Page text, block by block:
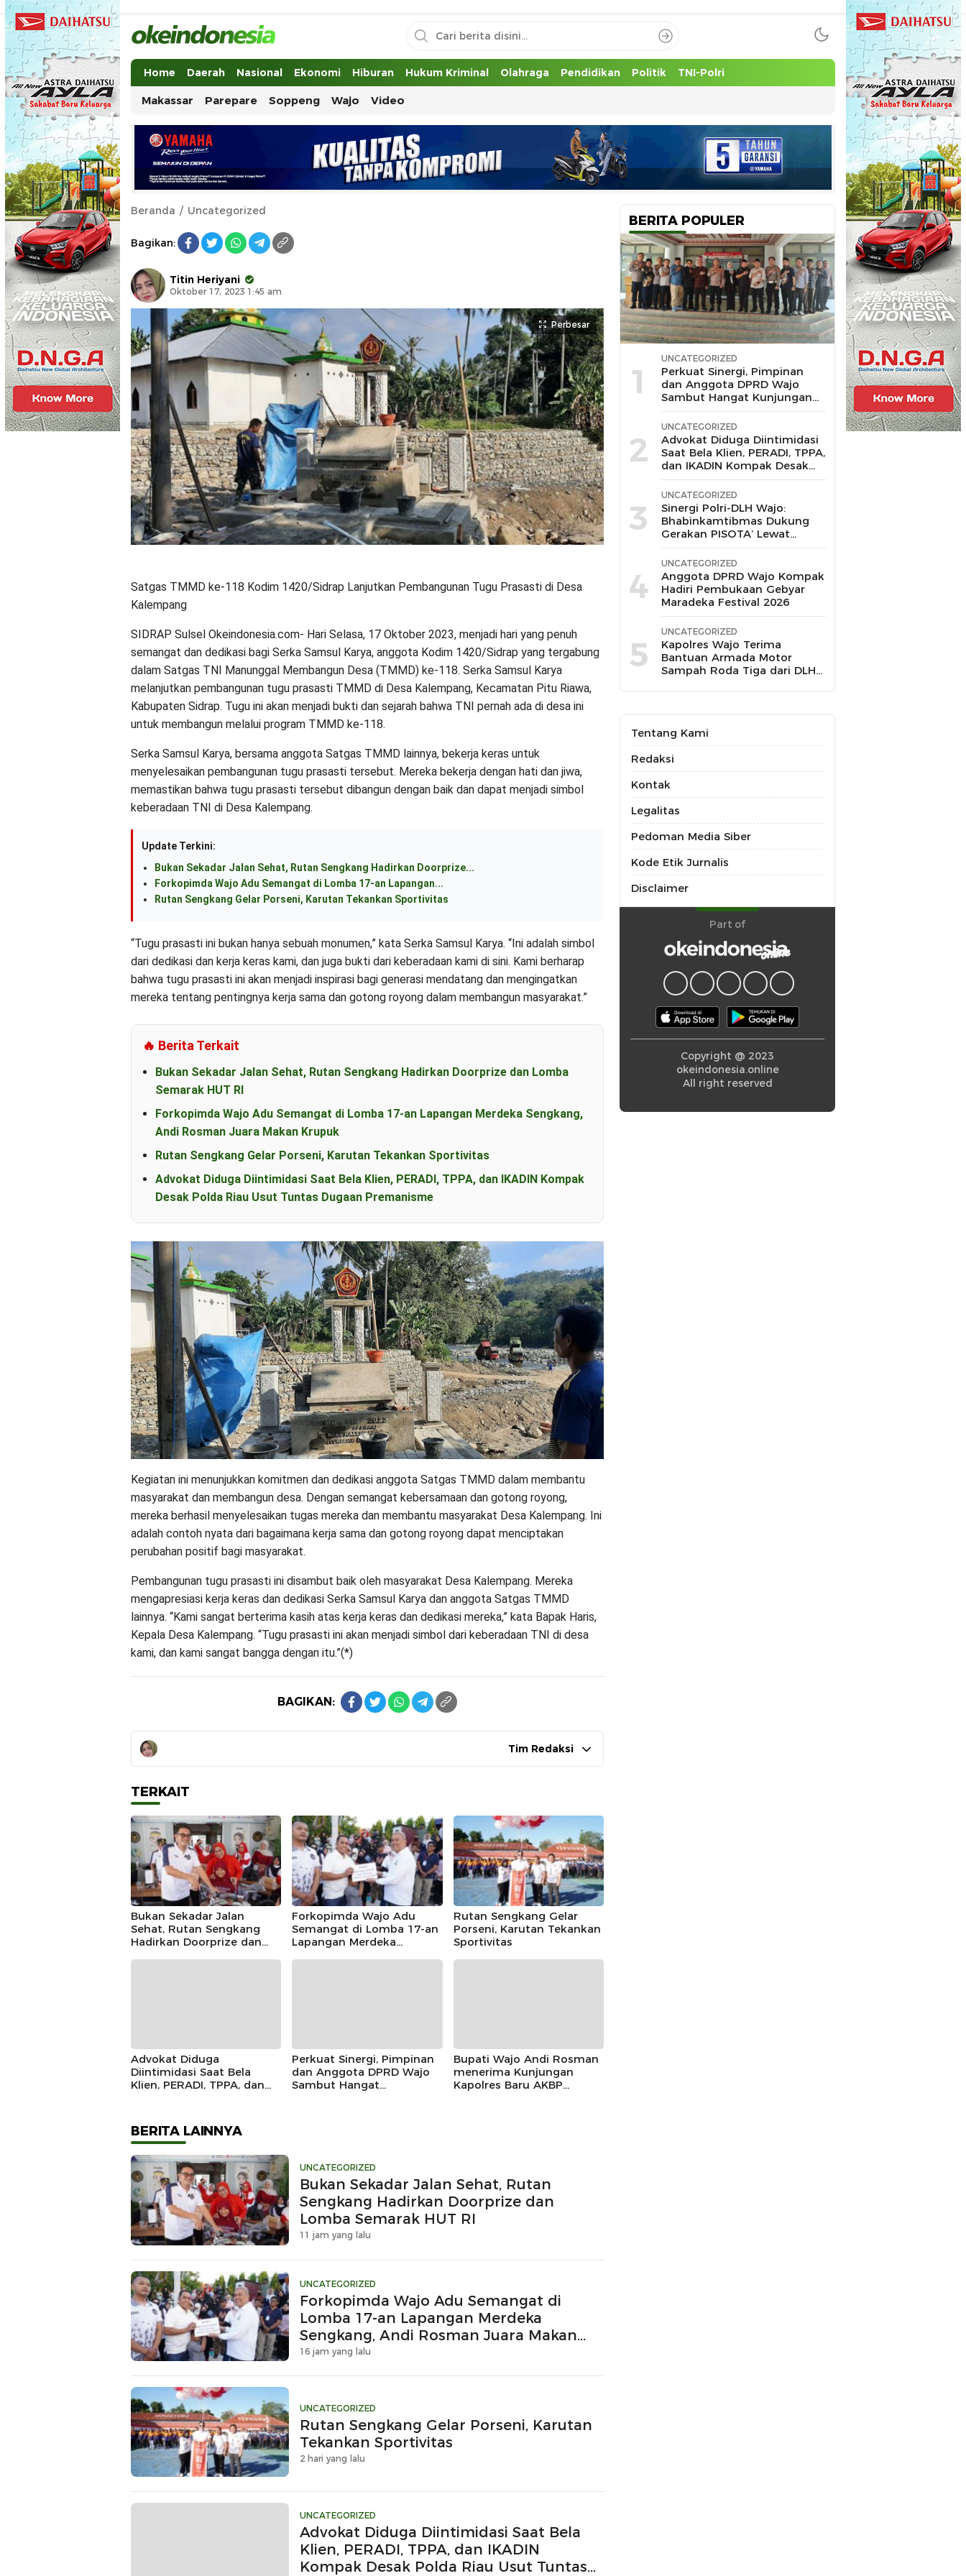
Okeindonesia.Online
Mengonlinekan Indonesia Secara Utuh
Home Daerah Nasional Ekonomi Hiburan Hukum Kriminal Olahraga Pendidikan Politik TNI-Polri
Makassar Parepare Soppeng Wajo Video
Beranda Uncategorized
Bagikan:
Titin Heriyani
Oktober 17, 2023 1:45 am
Perbesar
Satgas TMMD ke-118 Kodim 1420/Sidrap Lanjutkan Pembangunan Tugu Prasasti di Desa
Kalempang
SIDRAP Sulsel Okeindonesia.com- Hari Selasa, 17 Oktober 2023, menjadi hari yang penuh
semangat dan dedikasi bagi Serka Samsul Karya, anggota Kodim 1420/Sidrap yang tergabung
dalam Satgas TNI Manunggal Membangun Desa (TMMD) ke-118. Serka Samsul Karya
melanjutkan pembangunan tugu prasasti TMMD di Desa Kalempang, Kecamatan Pitu Riawa,
Kabupaten Sidrap. Tugu ini akan menjadi bukti dan sejarah bahwa TNI pernah ada di desa ini
untuk membangun melalui program TMMD ke-118.
Serka Samsul Karya, bersama anggota Satgas TMMD lainnya, bekerja keras untuk
menyelesaikan pembangunan tugu prasasti tersebut. Mereka bekerja dengan hati dan jiwa,
memastikan bahwa tugu prasasti tersebut dibangun dengan baik dan dapat menjadi simbol
keberadaan TNI di Desa Kalempang.
Update Terkini:
Bukan Sekadar Jalan Sehat, Rutan Sengkang Hadirkan Doorprize...
Forkopimda Wajo Adu Semangat di Lomba 17-an Lapangan...
Rutan Sengkang Gelar Porseni, Karutan Tekankan Sportivitas
“Tugu prasasti ini bukan hanya sebuah monumen,” kata Serka Samsul Karya. “Ini adalah simbol
dari dedikasi dan kerja keras kami, dan juga bukti dari keberadaan kami di sini. Kami berharap
bahwa tugu prasasti ini akan menjadi inspirasi bagi generasi mendatang dan mengingatkan
mereka tentang pentingnya kerja sama dan gotong royong dalam membangun masyarakat.”
🔥 Berita Terkait
Bukan Sekadar Jalan Sehat, Rutan Sengkang Hadirkan Doorprize dan Lomba
Semarak HUT RI
Forkopimda Wajo Adu Semangat di Lomba 17-an Lapangan Merdeka Sengkang,
Andi Rosman Juara Makan Krupuk
Rutan Sengkang Gelar Porseni, Karutan Tekankan Sportivitas
Advokat Diduga Diintimidasi Saat Bela Klien, PERADI, TPPA, dan IKADIN Kompak
Desak Polda Riau Usut Tuntas Dugaan Premanisme
Kegiatan ini menunjukkan komitmen dan dedikasi anggota Satgas TMMD dalam membantu
masyarakat dan membangun desa. Dengan semangat kebersamaan dan gotong royong,
mereka berhasil menyelesaikan tugas mereka dan membantu masyarakat Desa Kalempang. Ini
adalah contoh nyata dari bagaimana kerja sama dan gotong royong dapat menciptakan
perubahan positif bagi masyarakat.
Pembangunan tugu prasasti ini disambut baik oleh masyarakat Desa Kalempang. Mereka
mengapresiasi kerja keras dan dedikasi Serka Samsul Karya dan anggota Satgas TMMD
lainnya. “Kami sangat berterima kasih atas kerja keras dan dedikasi mereka,” kata Bapak Haris,
Kepala Desa Kalempang. “Tugu prasasti ini akan menjadi simbol dari keberadaan TNI di desa
kami, dan kami sangat bangga dengan itu.”(*)
BAGIKAN:
Tim Redaksi
TERKAIT
Bukan Sekadar Jalan
Sehat, Rutan Sengkang
Hadirkan Doorprize dan
Forkopimda Wajo Adu
Semangat di Lomba 17-an
Lapangan Merdeka
Rutan Sengkang Gelar
Porseni, Karutan Tekankan
Sportivitas
Advokat Diduga
Diintimidasi Saat Bela
Klien, PERADI, TPPA, dan
Dugaan Premanisme
Perkuat Sinergi, Pimpinan
dan Anggota DPRD Wajo
Sambut Hangat
Bupati Wajo Andi Rosman
menerima Kunjungan
Kapolres Baru AKBP
BERITA LAINNYA
UNCATEGORIZED
Bukan Sekadar Jalan Sehat, Rutan
Sengkang Hadirkan Doorprize dan
Lomba Semarak HUT RI
11 jam yang lalu
UNCATEGORIZED
Forkopimda Wajo Adu Semangat di
Lomba 17-an Lapangan Merdeka
Sengkang, Andi Rosman Juara Makan
Krupuk
16 jam yang lalu
UNCATEGORIZED
Rutan Sengkang Gelar Porseni, Karutan
Tekankan Sportivitas
2 hari yang lalu
UNCATEGORIZED
Advokat Diduga Diintimidasi Saat Bela
Klien, PERADI, TPPA, dan IKADIN
Kompak Desak Polda Riau Usut Tuntas
BERITA POPULER
1
UNCATEGORIZED
Perkuat Sinergi, Pimpinan
dan Anggota DPRD Wajo
Sambut Hangat Kunjungan
Silaturahmi Kapolres Wajo
yang Baru,
2
UNCATEGORIZED
Advokat Diduga Diintimidasi
Saat Bela Klien, PERADI, TPPA,
dan IKADIN Kompak Desak
Polda Riau Usut Tuntas
Dugaan Premanisme
3
UNCATEGORIZED
Sinergi Polri-DLH Wajo:
Bhabinkamtibmas Dukung
Gerakan PISOTA’ Lewat
Motor Sampah
4
UNCATEGORIZED
Anggota DPRD Wajo Kompak
Hadiri Pembukaan Gebyar
Maradeka Festival 2026
5
UNCATEGORIZED
Kapolres Wajo Terima
Bantuan Armada Motor
Sampah Roda Tiga dari DLH
Peduli Lingkungan
Tentang Kami
Redaksi
Kontak
Legalitas
Pedoman Media Siber
Kode Etik Jurnalis
Disclaimer
Part of
Copyright @ 2023
okeindonesia.online
All right reserved